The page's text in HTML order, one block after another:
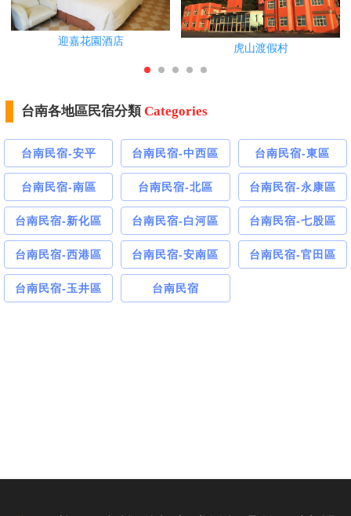
迎嘉花園酒店
虎山渡假村
台南各地區民宿分類Categories
台南民宿-安平 台南民宿-中西區 台南民宿-東區
台南民宿-南區 台南民宿-北區 台南民宿-永康區
台南民宿-新化區 台南民宿-白河區 台南民宿-七股區
台南民宿-西港區 台南民宿-安南區 台南民宿-官田區
台南民宿-玉井區 台南民宿